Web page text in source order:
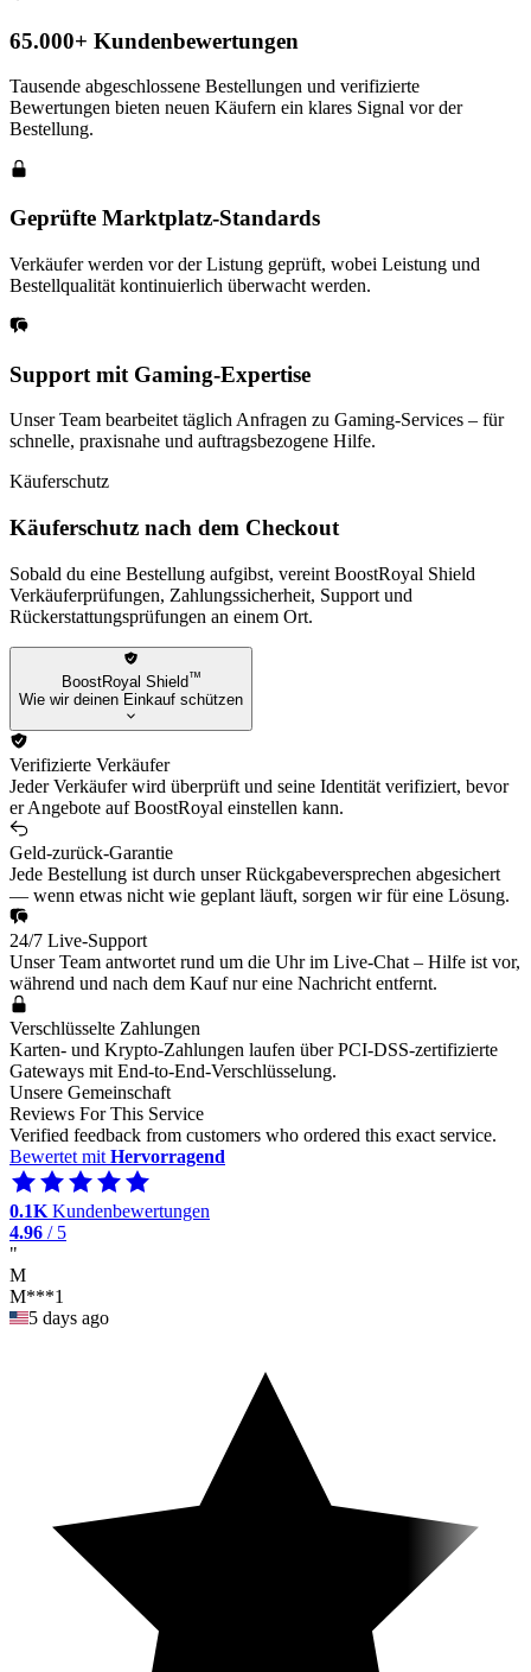
65.000+ Kundenbewertungen
Tausende abgeschlossene Bestellungen und verifizierte
Bewertungen bieten neuen Käufern ein klares Signal vor der
Bestellung.
Geprüfte Marktplatz-Standards
Verkäufer werden vor der Listung geprüft, wobei Leistung und
Bestellqualität kontinuierlich überwacht werden.
Support mit Gaming-Expertise
Unser Team bearbeitet täglich Anfragen zu Gaming-Services – für
schnelle, praxisnahe und auftragsbezogene Hilfe.
Käuferschutz
Käuferschutz nach dem Checkout
Sobald du eine Bestellung aufgibst, vereint BoostRoyal Shield
Verkäuferprüfungen, Zahlungssicherheit, Support und
Rückerstattungsprüfungen an einem Ort.
BoostRoyal Shield™
Wie wir deinen Einkauf schützen
Verifizierte Verkäufer
Jeder Verkäufer wird überprüft und seine Identität verifiziert, bevor
er Angebote auf BoostRoyal einstellen kann.
Geld-zurück-Garantie
Jede Bestellung ist durch unser Rückgabeversprechen abgesichert
— wenn etwas nicht wie geplant läuft, sorgen wir für eine Lösung.
24/7 Live-Support
Unser Team antwortet rund um die Uhr im Live-Chat – Hilfe ist vor,
während und nach dem Kauf nur eine Nachricht entfernt.
Verschlüsselte Zahlungen
Karten- und Krypto-Zahlungen laufen über PCI-DSS-zertifizierte
Gateways mit End-to-End-Verschlüsselung.
Unsere Gemeinschaft
Reviews For This Service
Verified feedback from customers who ordered this exact service.
Bewertet mit Hervorragend
0.1K Kundenbewertungen
4.96 / 5
"
M
M***1
5 days ago